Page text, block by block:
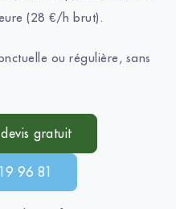
(28 €/h brut).
ou régulière, sans
gratuit
96 81